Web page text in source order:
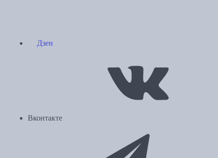
Дзен
Вконтакте